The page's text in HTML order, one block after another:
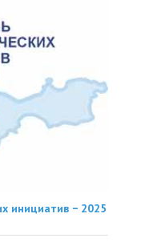
инициатив − 2025